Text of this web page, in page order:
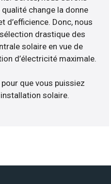
change la donne
d’efficience. Donc, nous
drastique des
solaire en vue de
d’électricité maximale.
que vous puissiez
solaire.